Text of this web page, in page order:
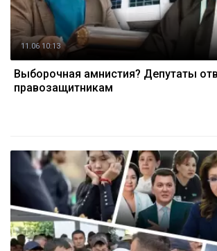
11.06 10:13
Выборочная амнистия? Депутаты
правозащитникам